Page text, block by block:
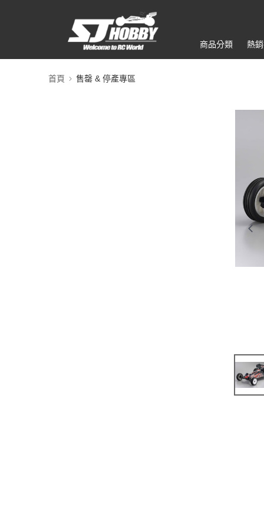
商品分類 熱
首頁 售罄 & 停產專區